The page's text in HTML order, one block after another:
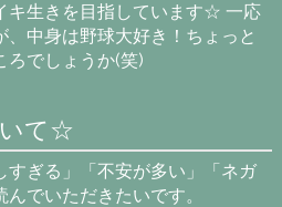
キ生きを目指しています☆ 一応
中身は野球大好き！ちょっと
ろでしょうか(笑)
て☆
すぎる」「不安が多い」「ネガ
でいただきたいです。